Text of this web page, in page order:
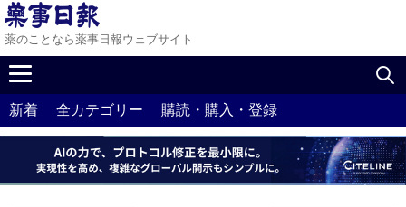
薬のことなら薬事日報ウェブサイト
新着 全カテゴリー 購読・購入・登録